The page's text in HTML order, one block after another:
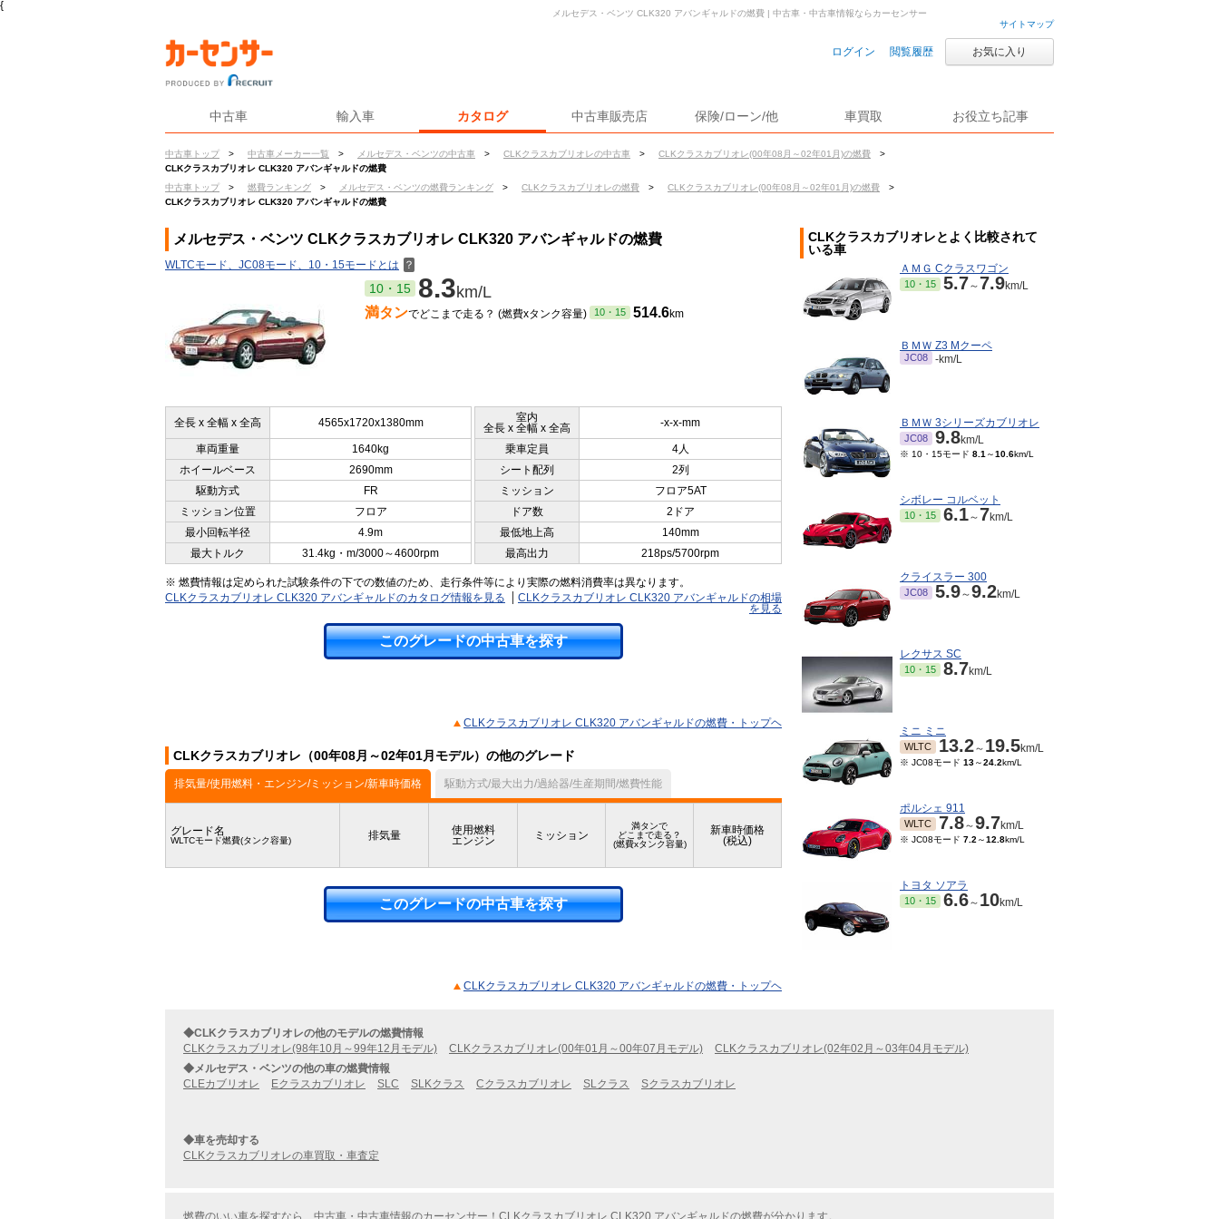
{
サイトマップ
ログイン 閲覧履歴 お気に入り
中古車 輸入車 カタログ 中古車販売店 保険/ローン/他 車買取 お役立ち記事
中古車トップ > 中古車メーカー一覧 > メルセデス・ベンツの中古車 > CLKクラスカブリオレの中古車 > CLKクラスカブリオレ(00年08月～02年01月)の燃費
>
CLKクラスカブリオレ CLK320 アバンギャルドの燃費
中古車トップ
> 燃費ランキング > メルセデス・ベンツの燃費ランキング > CLKクラスカブリオレの燃費 > CLKクラスカブリオレ(00年08月～02年01月)の燃費
>
CLKクラスカブリオレ CLK320 アバンギャルドの燃費
メルセデス・ベンツ CLK320 アバンギャルドの燃費 | 中古車・中古車情報ならカーセンサー
メルセデス・ベンツ CLKクラスカブリオレ CLK320 アバンギャルドの燃費
WLTCモード、JC08モード、10・15モードとは ？
10・15 8.3km/L
満タンでどこまで走る？ (燃費xタンク容量) 10・15 514.6km
全長 x 全幅 x 全高 4565x1720x1380mm
室内
全長 x 全幅 x 全高
-x-x-mm
車両重量 1640kg 乗車定員
4人
ホイールベース
2690mm シート配列
2列
駆動方式
FR ミッション
フロア5AT
ミッション位置
フロア ドア数
2ドア
最小回転半径
4.9m 最低地上高
140mm
最大トルク
31.4kg・m/3000～4600rpm 最高出力 218ps/5700rpm
※ 燃費情報は定められた試験条件の下での数値のため、走行条件等により実際の燃料消費率は異なります。
CLKクラスカブリオレ CLK320 アバンギャルドのカタログ情報を見る
CLKクラスカブリオレ CLK320 アバンギャルドの相場
を見る
このグレードの中古車を探す
CLKクラスカブリオレ CLK320 アバンギャルドの燃費・トップヘ
CLKクラスカブリオレ（00年08月～02年01月モデル）の他のグレード
排気量/使用燃料・エンジン/ミッション/新車時価格 駆動方式/最大出力/過給器/生産期間/燃費性能
グレード名
WLTCモード燃費(タンク容量) 排気量
使用燃料
エンジン
ミッション
満タンで
どこまで走る？
(燃費xタンク容量)
新車時価格
(税込)
このグレードの中古車を探す
CLKクラスカブリオレ CLK320 アバンギャルドの燃費・トップヘ
CLKクラスカブリオレとよく比較されて
いる車
ＡＭＧ Cクラスワゴン
10・15 5.7～7.9km/L
ＢＭＷ Z3 Mクーペ
JC08 -km/L
ＢＭＷ 3シリーズカブリオレ
JC08 9.8km/L
※ 10・15モード 8.1 ～10.6km/L
シボレー コルベット
10・15 6.1～7km/L
クライスラー 300
JC08 5.9～9.2km/L
レクサス SC
10・15 8.7km/L
ミニ ミニ
WLTC 13.2～ 19.5km/L
※ JC08モード 13～24.2km/L
ポルシェ 911
WLTC 7.8～9.7km/L
※ JC08モード 7.2 ～12.8km/L
トヨタ ソアラ
10・15 6.6～ 10km/L
◆CLKクラスカブリオレの他のモデルの燃費情報
CLKクラスカブリオレ(98年10月～99年12月モデル)
CLKクラスカブリオレ(00年01月～00年07月モデル)
CLKクラスカブリオレ(02年02月～03年04月モデル)
◆メルセデス・ベンツの他の車の燃費情報
CLEカブリオレ
Eクラスカブリオレ SLC SLKクラス Cクラスカブリオレ SLクラス Sクラスカブリオレ
◆車を売却する
CLKクラスカブリオレの車買取・車査定
燃費のいい車を探すなら、中古車・中古車情報のカーセンサー！CLKクラスカブリオレ CLK320 アバンギャルドの燃費が分かります。